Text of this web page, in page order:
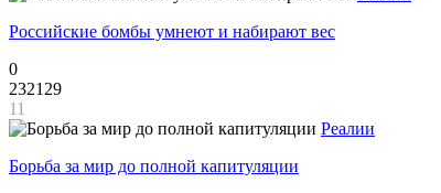
Российские бомбы умнеют и набирают вес
0
232129
11
Реалии
Борьба за мир до полной капитуляции